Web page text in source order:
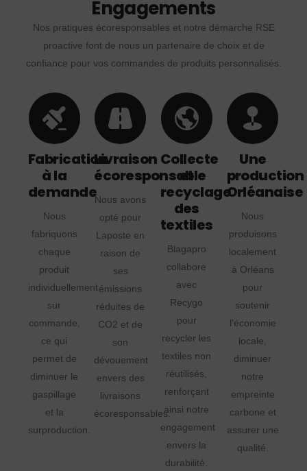
Engagements
Nos pratiques écoresponsables et notre démarche RSE
proactive font de nous un partenaire de choix et de
confiance pour vos commandes de produits personnalisés.
Fabrication
à la
demande
Nous
fabriquons
chaque
produit
individuellement
sur
commande,
ce qui
permet de
diminuer le
gaspillage
et la
surproduction.
Livraison
écoresponsable
Nous avons
opté pour
Laposte en
raison de
ses
émissions
réduites de
CO2 et de
son
dévouement
envers des
livraisons
écoresponsables.
Collecte
et
recyclage
des
textiles
Blagapro
collabore
avec
Recygo
pour
recycler les
textiles non
réutilisés,
renforçant
ainsi notre
engagement
envers la
durabilité.
Une
production
Orléanaise
Nous
produisons
localement
à Orléans
pour
soutenir
l'économie
locale,
diminuer
notre
empreinte
carbone et
assurer une
qualité.